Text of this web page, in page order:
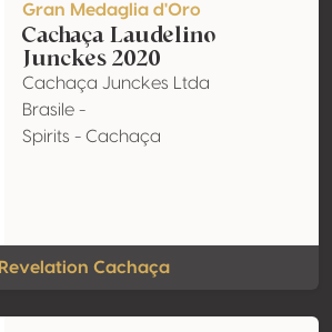
Gran Medaglia d'Oro
Cachaça Laudelino
Junckes 2020
Cachaça Junckes Ltda
Brasile -
Spirits - Cachaça
Revelation Cachaça